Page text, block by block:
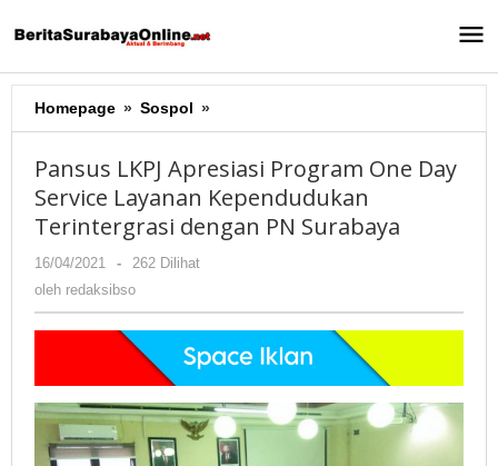
ke
Homepage » Sospol »
LKPJ
Program
One
Day
Terintergrasi
PN
Surabaya
Pansus LKPJ Apresiasi Program One Day
Service Layanan Kependudukan
Terintergrasi dengan PN Surabaya
16/04/2021
oleh
redaksibso
-
262 Dilihat
oleh redaksibso